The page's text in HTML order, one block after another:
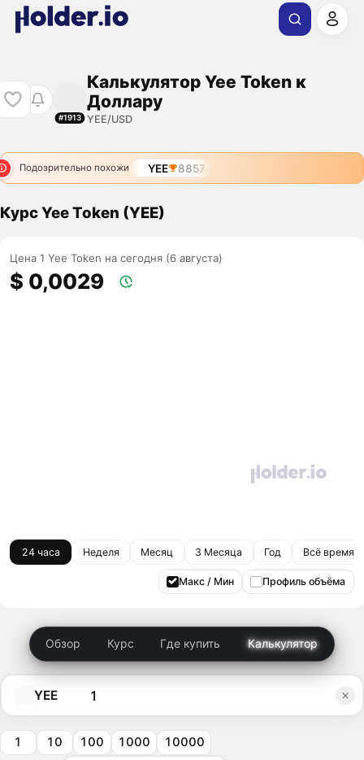
#1913
Калькулятор Yee Token к
Доллару
YEE/USD
Подозрительно похожи YEE 8857
Курс Yee Token (YEE)
Цена 1 Yee Token на сегодня (6 августа)
$ 0,0029
24 часа Неделя Месяц 3 Месяца Год Всё время
Макс / Мин Профиль объёма
Обзор Курс Где купить Калькулятор
YEE
1 10 100 1000 10000